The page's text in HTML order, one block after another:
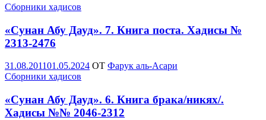
Сборники хадисов
«Сунан Абу Дауд». 7. Книга поста. Хадисы №
2313-2476
Опубликовано
31.08.201101.05.2024 OT Фарук аль-Асари
Сборники хадисов
«Сунан Абу Дауд». 6. Книга брака/никях/.
Хадисы №№ 2046-2312